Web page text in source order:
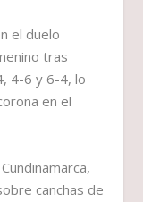
el duelo
tras
4-6 y 6-4, lo
en el
canchas de